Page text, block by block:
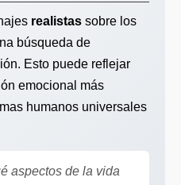
realistas sobre los
búsqueda de
Esto puede reflejar
emocional más
humanos universales
aspectos de la vida